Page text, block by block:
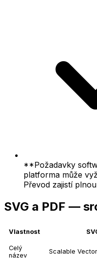
**Požadavky
platforma může
Převod zajistí
SVG a PDF —
Vlastnost
Celý
název
Scalable